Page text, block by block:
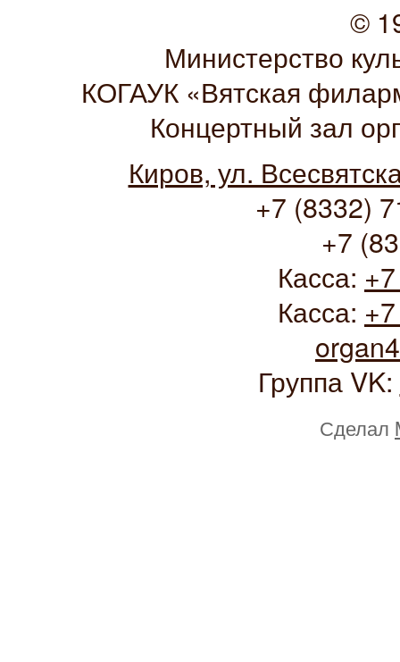
©
Министерство
КОГАУК «Вятская
Концертный зал
Киров, ул.
+7 (8332)
+7
Касса:
Касса:
Группа VK:
Сделал